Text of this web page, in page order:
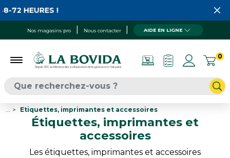
Nos magasins pro Nous contacter AIDE EN LIGNE
0
!
Etiquettes, imprimantes et accessoires
Étiquettes, imprimantes et
accessoires
Les étiquettes, imprimantes et accessoires